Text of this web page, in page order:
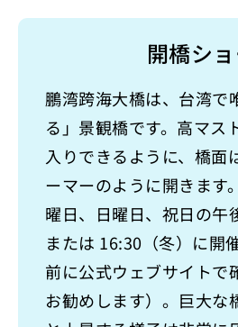
開橋シ
鵬湾跨海大橋は、台湾で
る」景観橋です。高マス
入りできるように、橋面
ーマーのように開きます
曜日、日曜日、祝日の午
または 16:30（冬）に開
前に公式ウェブサイトで
お勧めします）。巨大な